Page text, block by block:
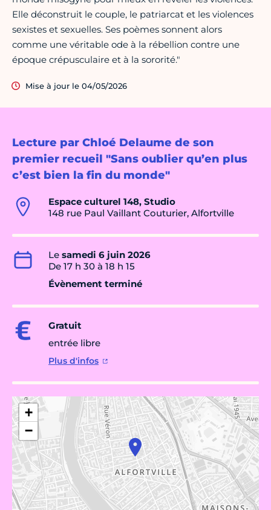
Lecture par Chloé Delaume de son
premier recueil "Sans oublier qu’en plus
c’est bien la fin du monde"
Espace culturel 148, Studio
148 rue Paul Vaillant Couturier, Alfortville
Le samedi 6 juin 2026
De 17 h 30 à 18 h 15
Évènement terminé
Gratuit
entrée libre
Plus d'infos
+
−
Elle déconstruit le couple, le patriarcat et les violences
sexistes et sexuelles. Ses poèmes sonnent alors
comme une véritable ode à la rébellion contre une
époque crépusculaire et à la sororité."
Mise à jour le 04/05/2026